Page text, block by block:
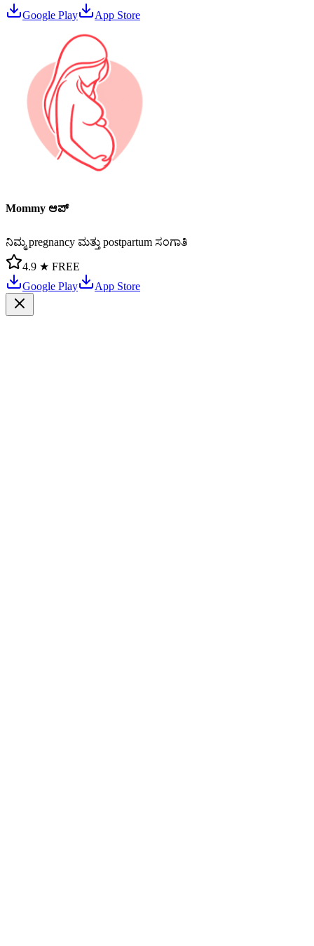
Google Play App Store
Mommy ಆಪ್
ನಿಮ್ಮ pregnancy ಮತ್ತು postpartum ಸಂಗಾತಿ
4.9 ★ FREE
Google Play
App Store